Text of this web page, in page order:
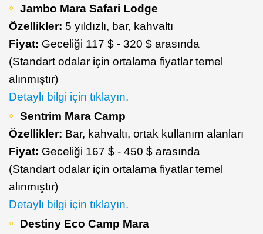
Jambo Mara Safari Lodge
Özellikler: 5 yıldızlı, bar, kahvaltı
Fiyat: Geceliği 117 $ - 320 $ arasında
(Standart odalar için ortalama fiyatlar temel
alınmıştır)
Detaylı bilgi için tıklayın.
Sentrim Mara Camp
Özellikler: Bar, kahvaltı, ortak kullanım alanları
Fiyat: Geceliği 167 $ - 450 $ arasında
(Standart odalar için ortalama fiyatlar temel
alınmıştır)
Detaylı bilgi için tıklayın.
Destiny Eco Camp Mara